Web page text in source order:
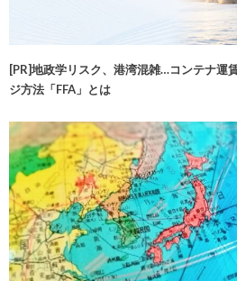
[PR]地政学リスク、港湾混雑…コンテナ運
ジ方法「FFA」とは